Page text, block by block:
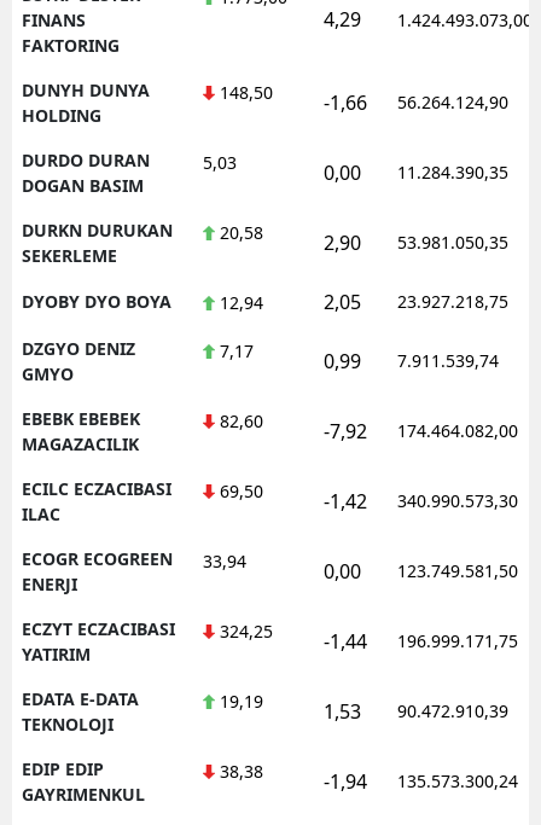
FINANS
FAKTORING
4,29 1.424.493.073,00
DUNYH DUNYA
HOLDING
148,50 -1,66 56.264.124,90
DURDO DURAN
DOGAN BASIM
5,03 0,00 11.284.390,35
DURKN DURUKAN
SEKERLEME
20,58 2,90 53.981.050,35
DYOBY DYO BOYA 12,94 2,05 23.927.218,75
DZGYO DENIZ
GMYO
7,17 0,99 7.911.539,74
EBEBK EBEBEK
MAGAZACILIK
82,60 -7,92 174.464.082,00
ECILC ECZACIBASI
ILAC
69,50 -1,42 340.990.573,30
ECOGR ECOGREEN
ENERJI
33,94 0,00 123.749.581,50
ECZYT ECZACIBASI
YATIRIM
324,25 -1,44 196.999.171,75
EDATA E-DATA
TEKNOLOJI
19,19 1,53 90.472.910,39
EDIP EDIP
GAYRIMENKUL
38,38 -1,94 135.573.300,24